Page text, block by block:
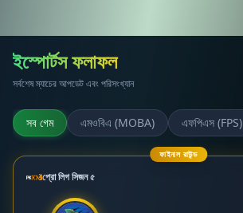
ইস্পোর্টস ফলাফল
সর্বশেষ ম্যাচের আপডেট এবং পরিসংখ্যান
সব গেম এমওবিএ (MOBA) এফপিএস (FPS)
ফাইনাল রাউন্ড
প্রো লিগ সিজন ৫